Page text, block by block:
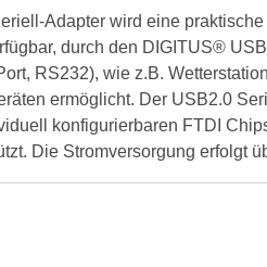
Adapter wird eine
durch den DIGITUS®
RS232), wie z.B.
ermöglicht. Der USB2.0
konfigurierbaren FTDI
Die Stromversorgung erfolgt